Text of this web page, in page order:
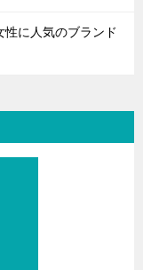
に人気のブランド